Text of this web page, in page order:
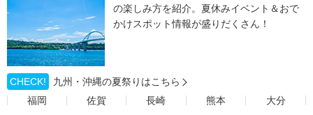
の楽しみ方を紹介。夏休みイベント＆おで
かけスポット情報が盛りだくさん！
CHECK!
九州・沖縄の夏祭りはこちら
福岡
佐賀 長崎 熊本
大分